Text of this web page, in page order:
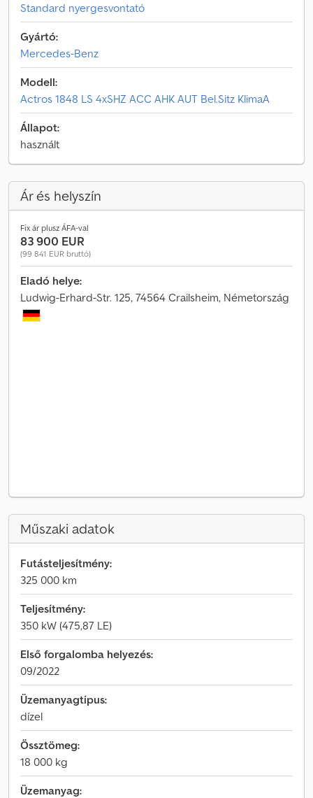
Standard nyergesvontató
Gyártó:
Mercedes-Benz
Modell:
Actros 1848 LS 4xSHZ ACC AHK AUT Bel.Sitz KlimaA
Állapot:
használt
Ár és helyszín
Fix ár plusz ÁFA-val
83 900 EUR
(99 841 EUR bruttó)
Eladó helye:
Ludwig-Erhard-Str. 125, 74564 Crailsheim, Németország
Műszaki adatok
Futásteljesítmény:
325 000 km
Teljesítmény:
350 kW (475,87 LE)
Első forgalomba helyezés:
09/2022
Üzemanyagtípus:
dízel
Össztömeg:
18 000 kg
Üzemanyag: